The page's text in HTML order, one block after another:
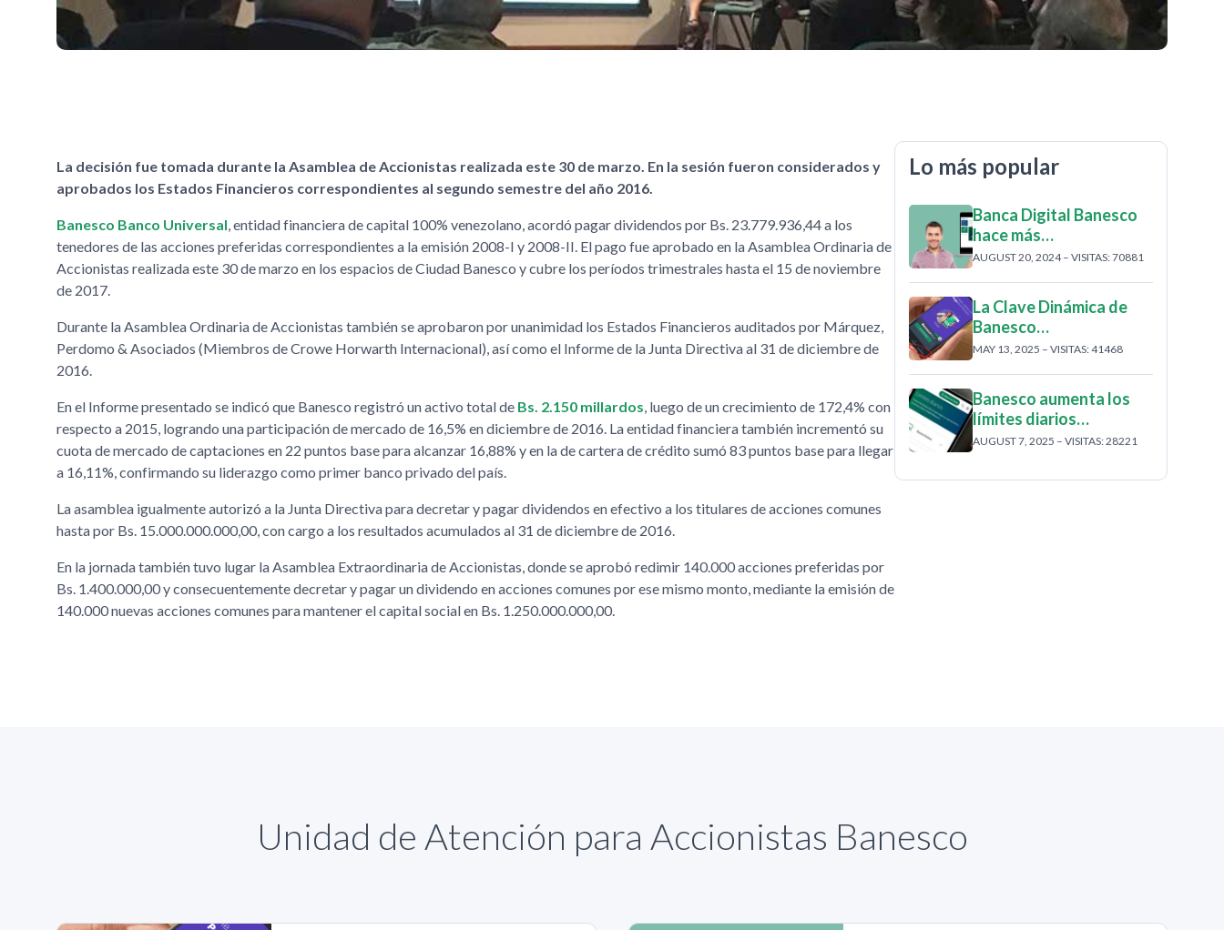
La decisión fue tomada durante la Asamblea de Accionistas realizada este 30 de marzo. En la sesión fueron considerados y
aprobados los Estados Financieros correspondientes al segundo semestre del año 2016.
Banesco Banco Universal, entidad financiera de capital 100% venezolano, acordó pagar dividendos por Bs. 23.779.936,44 a los
tenedores de las acciones preferidas correspondientes a la emisión 2008-I y 2008-II. El pago fue aprobado en la Asamblea Ordinaria de
Accionistas realizada este 30 de marzo en los espacios de Ciudad Banesco y cubre los períodos trimestrales hasta el 15 de noviembre
de 2017.
Durante la Asamblea Ordinaria de Accionistas también se aprobaron por unanimidad los Estados Financieros auditados por Márquez,
Perdomo & Asociados (Miembros de Crowe Horwarth Internacional), así como el Informe de la Junta Directiva al 31 de diciembre de
2016.
En el Informe presentado se indicó que Banesco registró un activo total de Bs. 2.150 millardos, luego de un crecimiento de 172,4% con
respecto a 2015, logrando una participación de mercado de 16,5% en diciembre de 2016. La entidad financiera también incrementó su
cuota de mercado de captaciones en 22 puntos base para alcanzar 16,88% y en la de cartera de crédito sumó 83 puntos base para llegar
a 16,11%, confirmando su liderazgo como primer banco privado del país.
La asamblea igualmente autorizó a la Junta Directiva para decretar y pagar dividendos en efectivo a los titulares de acciones comunes
hasta por Bs. 15.000.000.000,00, con cargo a los resultados acumulados al 31 de diciembre de 2016.
En la jornada también tuvo lugar la Asamblea Extraordinaria de Accionistas, donde se aprobó redimir 140.000 acciones preferidas por
Bs. 1.400.000,00 y consecuentemente decretar y pagar un dividendo en acciones comunes por ese mismo monto, mediante la emisión de
140.000 nuevas acciones comunes para mantener el capital social en Bs. 1.250.000.000,00.
Lo más popular
Banca Digital Banesco
hace más…
AUGUST 20, 2024 – VISITAS: 70881
La Clave Dinámica de
Banesco…
MAY 13, 2025 – VISITAS: 41468
Banesco aumenta los
límites diarios…
AUGUST 7, 2025 – VISITAS: 28221
Unidad de Atención para Accionistas Banesco